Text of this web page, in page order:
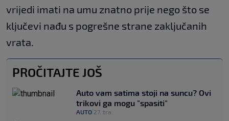
vrijedi imati na umu znatno prije nego što se
ključevi nađu s pogrešne strane zaključanih
vrata.
PROČITAJTE JOŠ
Auto vam satima stoji na suncu? Ovi
trikovi ga mogu "spasiti"
AUTO 27. tra.